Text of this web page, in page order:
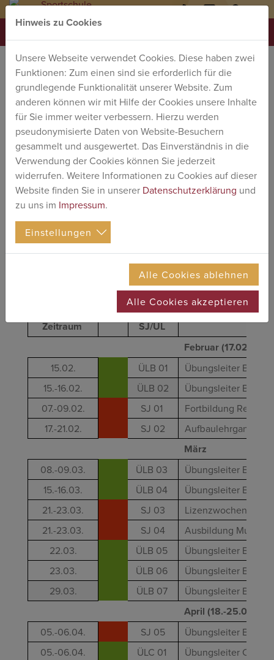
0
FORT
BILDUNG
Angebote durchgeführt. «
AUS- UND
FORTBILDUNGSANGEBOTE
LSB Sachsen und Sportjugend
Sachsen
Eine Vielzahl von Aus- und
Fortbildungsangebote des LSB Sachsen
und der Sportjugend Sachsen werden bei
uns im Haus durchgeführt.
INOS UND ANMELDUNG
Zeitraum
SJ/ÜL
Februar (17.02. -
15.02. ÜLB 01
Übungsleiter B -
15.-16.02.
ÜLB 02
Übungsleiter B -
07.-09.02.
SJ 01
Fortbildung
17.-21.02.
SJ 02 Aufbaulehrgang für
März
08.-09.03. ÜLB 03
Übungsleiter B -
15.-16.03.
ÜLB 04
Übungsleiter B -
21.-23.03.
SJ 03
Lizenzwochenende
21.-23.03.
SJ 04
Ausbildung
22.03.
ÜLB 05
Übungsleiter B -
23.03.
ÜLB 06
Übungsleiter B -
29.03.
ÜLB 07 Übungsleiter B -
April (18.-25.04.)
05.-06.04. SJ 05
Übungsleiter B -
05.-06.04.
ÜLC 01
Übungsleiter C -
Hinweis zu Cookies
Unsere Webseite verwendet Cookies. Diese haben zwei
Funktionen: Zum einen sind sie erforderlich für die
grundlegende Funktionalität unserer Website. Zum
anderen können wir mit Hilfe der Cookies unsere Inhalte
für Sie immer weiter verbessern. Hierzu werden
pseudonymisierte Daten von Website-Besuchern
gesammelt und ausgewertet. Das Einverständnis in die
Verwendung der Cookies können Sie jederzeit
widerrufen. Weitere Informationen zu Cookies auf dieser
Website finden Sie in unserer Datenschutzerklärung und
zu uns im Impressum.
Einstellungen
Alle Cookies ablehnen
Alle Cookies akzeptieren